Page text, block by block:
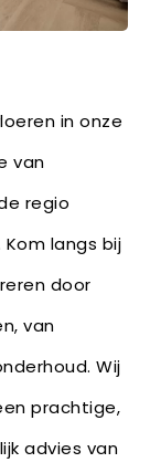
in onze
van
regio
langs bij
door
van
Wij
prachtige,
advies van